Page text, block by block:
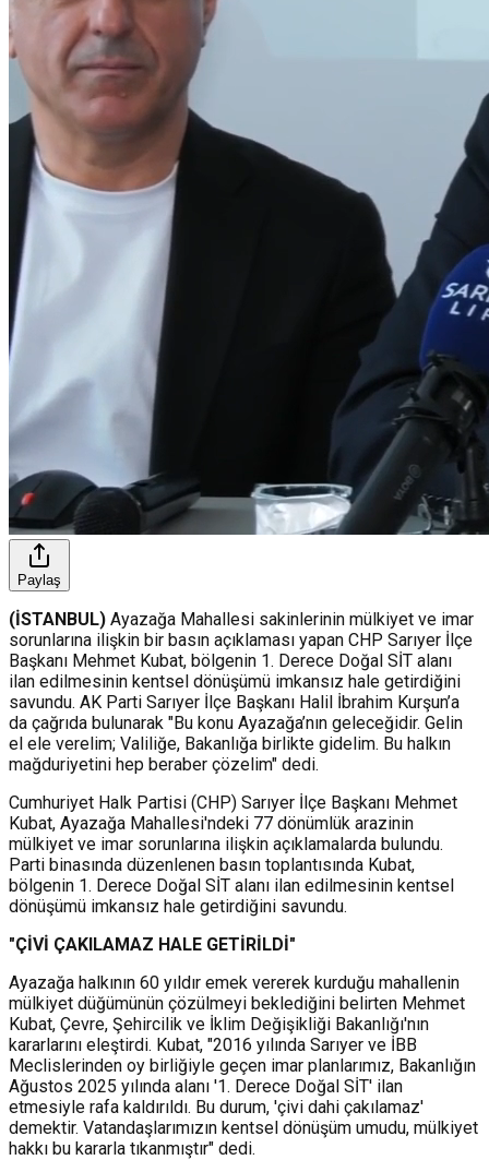
Paylaş
(İSTANBUL) Ayazağa Mahallesi sakinlerinin mülkiyet ve imar
sorunlarına ilişkin bir basın açıklaması yapan CHP Sarıyer İlçe
Başkanı Mehmet Kubat, bölgenin 1. Derece Doğal SİT alanı
ilan edilmesinin kentsel dönüşümü imkansız hale getirdiğini
savundu. AK Parti Sarıyer İlçe Başkanı Halil İbrahim Kurşun’a
da çağrıda bulunarak "Bu konu Ayazağa’nın geleceğidir. Gelin
el ele verelim; Valiliğe, Bakanlığa birlikte gidelim. Bu halkın
mağduriyetini hep beraber çözelim" dedi.
Cumhuriyet Halk Partisi (CHP) Sarıyer İlçe Başkanı Mehmet
Kubat, Ayazağa Mahallesi'ndeki 77 dönümlük arazinin
mülkiyet ve imar sorunlarına ilişkin açıklamalarda bulundu.
Parti binasında düzenlenen basın toplantısında Kubat,
bölgenin 1. Derece Doğal SİT alanı ilan edilmesinin kentsel
dönüşümü imkansız hale getirdiğini savundu.
"ÇİVİ ÇAKILAMAZ HALE GETİRİLDİ"
Ayazağa halkının 60 yıldır emek vererek kurduğu mahallenin
mülkiyet düğümünün çözülmeyi beklediğini belirten Mehmet
Kubat, Çevre, Şehircilik ve İklim Değişikliği Bakanlığı'nın
kararlarını eleştirdi. Kubat, "2016 yılında Sarıyer ve İBB
Meclislerinden oy birliğiyle geçen imar planlarımız, Bakanlığın
Ağustos 2025 yılında alanı '1. Derece Doğal SİT' ilan
etmesiyle rafa kaldırıldı. Bu durum, 'çivi dahi çakılamaz'
demektir. Vatandaşlarımızın kentsel dönüşüm umudu, mülkiyet
hakkı bu kararla tıkanmıştır" dedi.